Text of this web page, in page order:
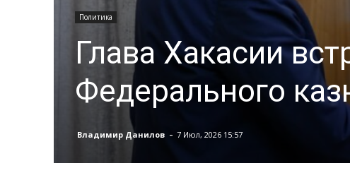
Политика
Глава Хакасии
Федерального
Владимир Данилов - 7 Июл, 2026 15:57